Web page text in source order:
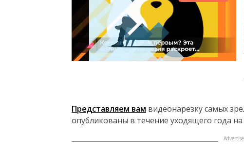
Представляем вам видеонарезку самых
опубликованы в течение уходящего года